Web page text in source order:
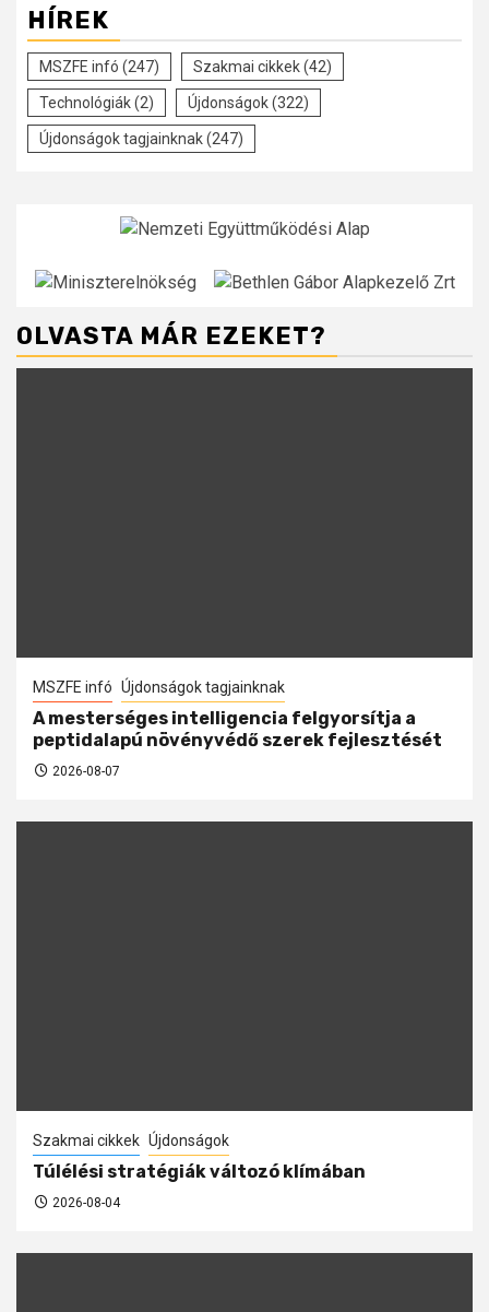
HÍREK
MSZFE infó (247) Szakmai cikkek(42)
Technológiák(2) Újdonságok(322)
Újdonságok tagjainknak(247)
OLVASTA MÁR EZEKET?
MSZFE infó Újdonságok tagjainknak
A mesterséges intelligencia felgyorsítja a
peptidalapú növényvédő szerek fejlesztését
2026-08-07
Szakmai cikkek Újdonságok
Túlélési stratégiák változó klímában
2026-08-04